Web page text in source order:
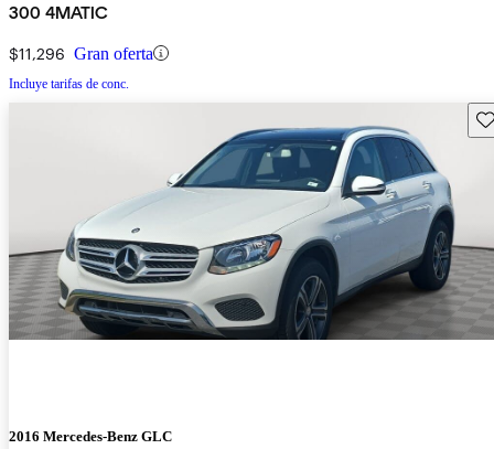
300 4MATIC
$11,296 Gran oferta
Incluye tarifas de conc.
2016 Mercedes-Benz GLC